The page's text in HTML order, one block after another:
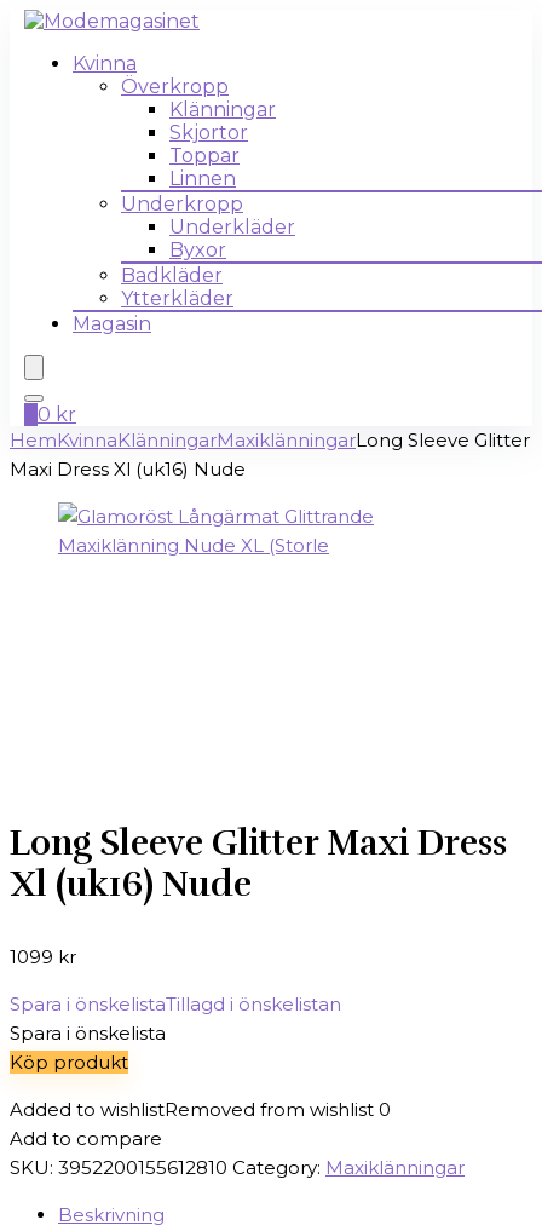
Kvinna
Överkropp
Klänningar
Skjortor
Toppar
Linnen
Underkropp
Underkläder
Byxor
Badkläder
Ytterkläder
Magasin
0 kr
HemKvinnaKlänningarMaxiklänningarLong Sleeve Glitter
Maxi Dress Xl (uk16) Nude
Long Sleeve Glitter Maxi Dress
Xl (uk16) Nude
1099 kr
Spara i önskelistaTillagd i önskelistan
Spara i önskelista
Köp produkt
Added to wishlistRemoved from wishlist 0
Add to compare
SKU: 3952200155612810 Category: Maxiklänningar
Beskrivning